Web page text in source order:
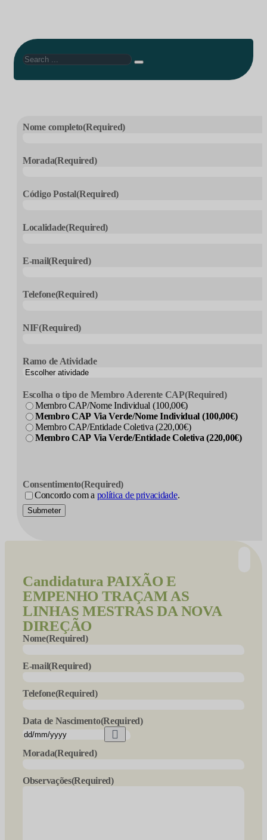
Search
Nome completo(Required)
Morada(Required)
Código Postal(Required)
Localidade(Required)
E-mail(Required)
Telefone(Required)
NIF(Required)
Ramo de Atividade
Escolha o tipo de Membro Aderente CAP(Required)
Membro CAP/Nome Individual (100,00€)
Membro CAP Via Verde/Nome Individual (100,00€)
Membro CAP/Entidade Coletiva (220,00€)
Membro CAP Via Verde/Entidade Coletiva (220,00€)
Consentimento(Required)
Concordo com a política de privacidade.
Submeter
CandidaturaPAIXÃO E
EMPENHO TRAÇAM AS
LINHAS MESTRAS DA NOVA
DIREÇÃO
Nome(Required)
E-mail(Required)
Telefone(Required)
Data de Nascimento(Required)
Morada(Required)
Observações(Required)